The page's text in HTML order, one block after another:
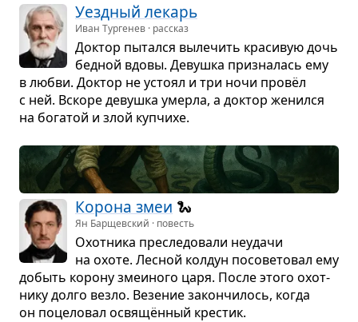
Уезд­ный лекарь
Иван Тургенев · рассказ
Док­тор пытался выле­чить кра­си­вую дочь
бед­ной вдовы. Девушка при­зна­лась ему
в любви. Док­тор не устоял и три ночи провёл
с ней. Вскоре девушка умерла, а док­тор женился
на бога­той и злой куп­чихе.
Корона змеи 🐍
Ян Барщевский · повесть
Охот­ника пре­сле­до­вали неудачи
на охоте. Лес­ной кол­дун посо­ве­то­вал ему
добыть корону зме­и­ного царя. После этого охот­
нику долго везло. Везе­ние закон­чи­лось, когда
он поце­ло­вал освящён­ный кре­стик.